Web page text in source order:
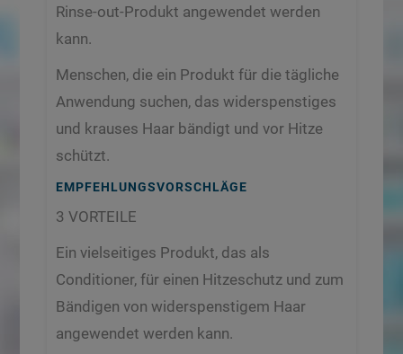
Rinse-out-Produkt angewendet werden
kann.
Menschen, die ein Produkt für die tägliche
Anwendung suchen, das widerspenstiges
und krauses Haar bändigt und vor Hitze
schützt.
EMPFEHLUNGSVORSCHLÄGE
3 VORTEILE
Ein vielseitiges Produkt, das als
Conditioner, für einen Hitzeschutz und zum
Bändigen von widerspenstigem Haar
angewendet werden kann.